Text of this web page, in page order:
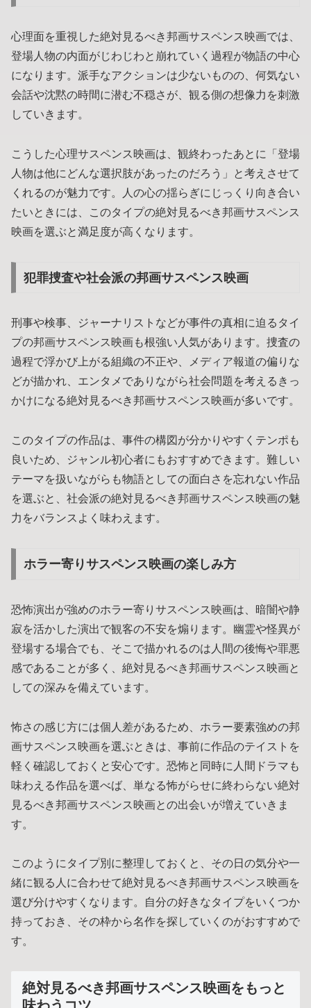
心理面を重視した絶対見るべき邦画サスペンス映画では、
登場人物の内面がじわじわと崩れていく過程が物語の中心
になります。派手なアクションは少ないものの、何気ない
会話や沈黙の時間に潜む不穏さが、観る側の想像力を刺激
していきます。
こうした心理サスペンス映画は、観終わったあとに「登場
人物は他にどんな選択肢があったのだろう」と考えさせて
くれるのが魅力です。人の心の揺らぎにじっくり向き合い
たいときには、このタイプの絶対見るべき邦画サスペンス
映画を選ぶと満足度が高くなります。
犯罪捜査や社会派の邦画サスペンス映画
刑事や検事、ジャーナリストなどが事件の真相に迫るタイ
プの邦画サスペンス映画も根強い人気があります。捜査の
過程で浮かび上がる組織の不正や、メディア報道の偏りな
どが描かれ、エンタメでありながら社会問題を考えるきっ
かけになる絶対見るべき邦画サスペンス映画が多いです。
このタイプの作品は、事件の構図が分かりやすくテンポも
良いため、ジャンル初心者にもおすすめできます。難しい
テーマを扱いながらも物語としての面白さを忘れない作品
を選ぶと、社会派の絶対見るべき邦画サスペンス映画の魅
力をバランスよく味わえます。
ホラー寄りサスペンス映画の楽しみ方
恐怖演出が強めのホラー寄りサスペンス映画は、暗闇や静
寂を活かした演出で観客の不安を煽ります。幽霊や怪異が
登場する場合でも、そこで描かれるのは人間の後悔や罪悪
感であることが多く、絶対見るべき邦画サスペンス映画と
しての深みを備えています。
怖さの感じ方には個人差があるため、ホラー要素強めの邦
画サスペンス映画を選ぶときは、事前に作品のテイストを
軽く確認しておくと安心です。恐怖と同時に人間ドラマも
味わえる作品を選べば、単なる怖がらせに終わらない絶対
見るべき邦画サスペンス映画との出会いが増えていきま
す。
このようにタイプ別に整理しておくと、その日の気分や一
緒に観る人に合わせて絶対見るべき邦画サスペンス映画を
選び分けやすくなります。自分の好きなタイプをいくつか
持っておき、その枠から名作を探していくのがおすすめで
す。
絶対見るべき邦画サスペンス映画をもっと